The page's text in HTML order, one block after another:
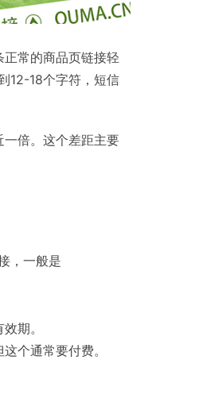
常的商品页链接轻
12-18个字符，短信
倍。这个差距主要
，一般是
期。
个通常要付费。